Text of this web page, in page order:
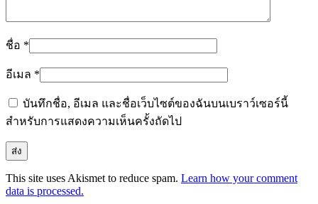
ชื่อ *
อีเมล *
บันทึกชื่อ, อีเมล และชื่อเว็บไซต์ของฉันบนเบราว์เซอร์นี้
สำหรับการแสดงความเห็นครั้งถัดไป
This site uses Akismet to reduce spam. Learn how your comment
data is processed.